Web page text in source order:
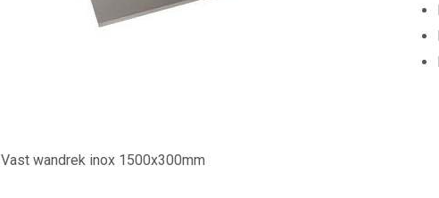
Vast wandrek inox 1500x300mm